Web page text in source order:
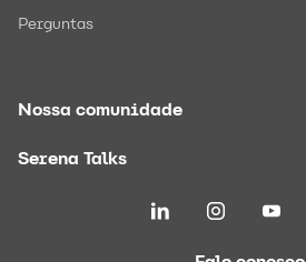
Perguntas
Nossa comunidade
Serena Talks